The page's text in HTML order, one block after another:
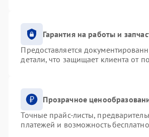
Гарантия на работы и
Предоставляется
детали, что защищает клиента от
Прозрачное
Точные прайс-листы,
платежей и возможность